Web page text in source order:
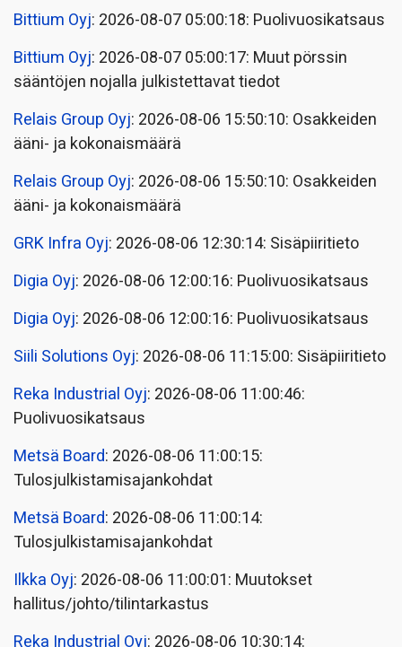
Bittium Oyj: 2026-08-07 05:00:18: Puolivuosikatsaus
Bittium Oyj: 2026-08-07 05:00:17: Muut pörssin
sääntöjen nojalla julkistettavat tiedot
Relais Group Oyj: 2026-08-06 15:50:10: Osakkeiden
ääni- ja kokonaismäärä
Relais Group Oyj: 2026-08-06 15:50:10: Osakkeiden
ääni- ja kokonaismäärä
GRK Infra Oyj: 2026-08-06 12:30:14: Sisäpiiritieto
Digia Oyj: 2026-08-06 12:00:16: Puolivuosikatsaus
Digia Oyj: 2026-08-06 12:00:16: Puolivuosikatsaus
Siili Solutions Oyj: 2026-08-06 11:15:00: Sisäpiiritieto
Reka Industrial Oyj: 2026-08-06 11:00:46:
Puolivuosikatsaus
Metsä Board: 2026-08-06 11:00:15:
Tulosjulkistamisajankohdat
Metsä Board: 2026-08-06 11:00:14:
Tulosjulkistamisajankohdat
Ilkka Oyj: 2026-08-06 11:00:01: Muutokset
hallitus/johto/tilintarkastus
Reka Industrial Oyj: 2026-08-06 10:30:14: